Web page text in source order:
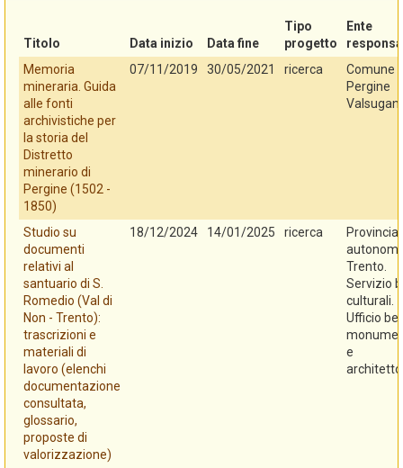
Titolo Data inizio Data fine
Tipo
progetto
Ente
Memoria
mineraria. Guida
alle fonti
archivistiche per
la storia del
Distretto
minerario di
Pergine (1502 -
1850)
07/11/2019 30/05/2021 ricerca
Comune
Pergine
Studio su
documenti
relativi al
santuario di S.
Romedio (Val di
Non - Trento):
trascrizioni e
materiali di
lavoro (elenchi
documentazione
consultata,
glossario,
proposte di
valorizzazione)
18/12/2024 14/01/2025 ricerca
Provincia
Trento.
Servizio
culturali.
Ufficio
e